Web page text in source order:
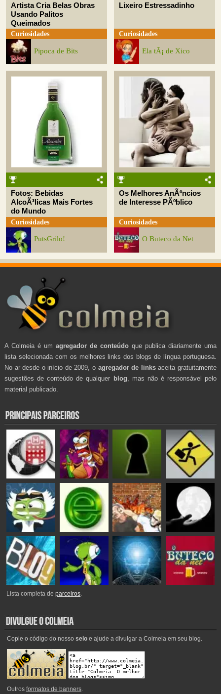
Artista Cria Belas Obras
Usando Palitos
Queimados
Curiosidades
Pipoca de Bits
Lixeiro Estressadinho
Curiosidades
Ela tÃ¡ de Xico
Fotos: Bebidas
AlcoÃ³licas Mais Fortes
do Mundo
Curiosidades
PutsGrilo!
Os Melhores AnÃºncios
de Interesse PÃºblico
Curiosidades
O Buteco da Net
A Colmeia é um agregador de conteúdo que publica diariamente uma
lista selecionada com os melhores links dos blogs de língua portuguesa.
No ar desde o início de 2009, o agregador de linksaceita gratuitamente
sugestões de conteúdo de qualquer blog , mas não é responsável pelo
material publicado.
Lista completa deparceiros.
Copie o código do nosso seloe ajude a divulgar a Colmeia em seu blog.
Outros formatos de banners.